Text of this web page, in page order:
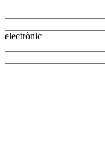
electrònic